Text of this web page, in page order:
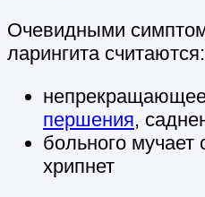
Очевидными
ларингита считаются:
першения,
больного мучает
хрипнет